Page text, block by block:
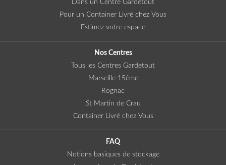
Dans un Centre Gardetout
Pour un Container Livré chez Vous
Estimez votre espace
Nos Centres
Tous les Centres Gardetout
Marseille 15ème
Rognac
St Martin de Crau
Container Livré chez Vous
FAQ
Notions basiques de stockage